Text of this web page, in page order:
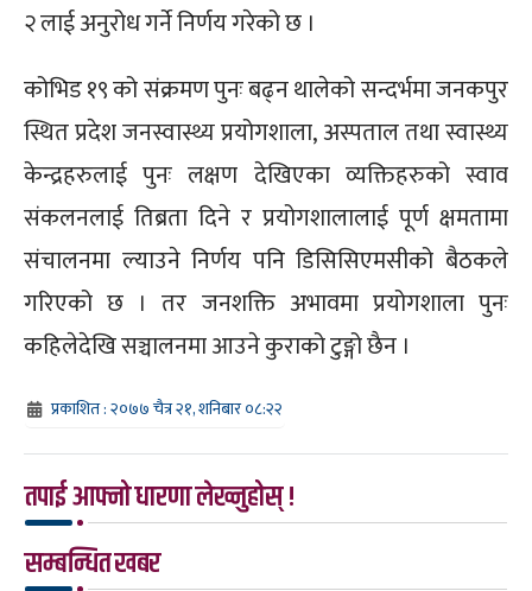
२ लाई अनुरोध गर्ने निर्णय गरेको छ ।
कोभिड १९ को संक्रमण पुनः बढ्न थालेको सन्दर्भमा जनकपुर
स्थित प्रदेश जनस्वास्थ्य प्रयोगशाला, अस्पताल तथा स्वास्थ्य
केन्द्रहरुलाई पुनः लक्षण देखिएका व्यक्तिहरुको स्वाव
संकलनलाई तिब्रता दिने र प्रयोगशालालाई पूर्ण क्षमतामा
संचालनमा ल्याउने निर्णय पनि डिसिसिएमसीको बैठकले
गरिएको छ । तर जनशक्ति अभावमा प्रयोगशाला पुनः
कहिलेदेखि सञ्चालनमा आउने कुराको टुङ्गो छैन ।
प्रकाशित : २०७७ चैत्र २१, शनिबार ०८:२२
तपाई आफ्नो धारणा लेख्नुहोस् !
सम्बन्धित खबर